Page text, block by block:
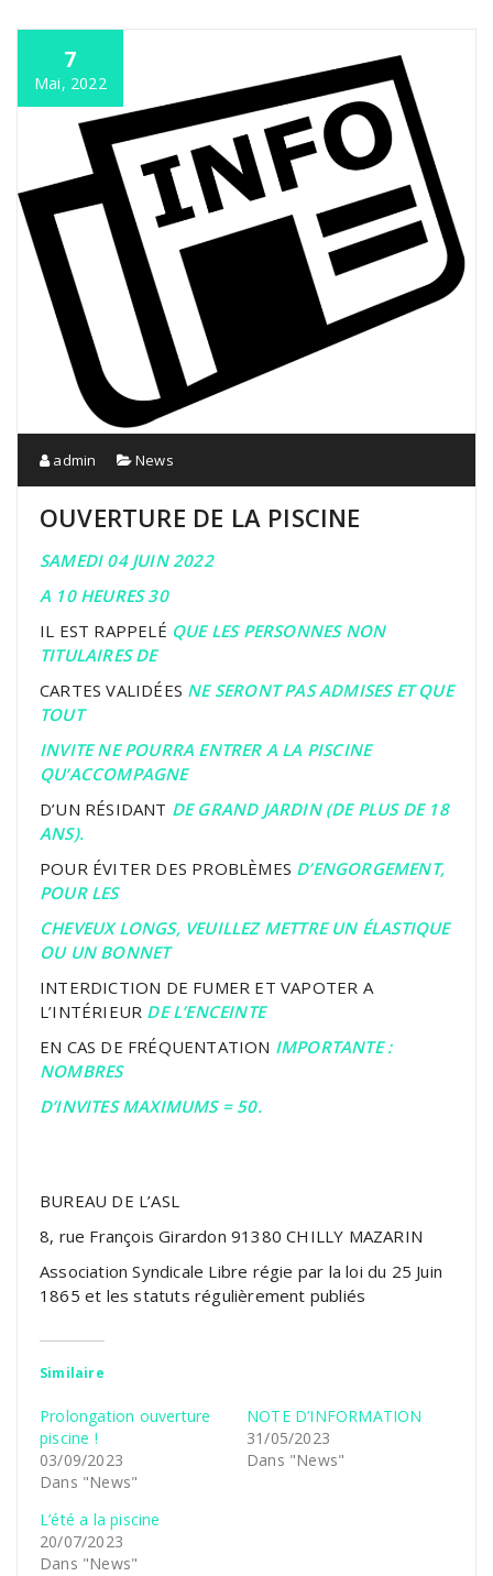
7
Mai, 2022
admin News
OUVERTURE DE LA PISCINE
SAMEDI 04 JUIN 2022
A 10 HEURES 30
IL EST RAPPELÉ QUE LES PERSONNES NON
TITULAIRES DE
CARTES VALIDÉES NE SERONT PAS ADMISES ET QUE
TOUT
INVITE NE POURRA ENTRER A LA PISCINE
QU’ACCOMPAGNE
D’UN RÉSIDANT DE GRAND JARDIN (DE PLUS DE 18
ANS).
POUR ÉVITER DES PROBLÈMES D’ENGORGEMENT,
POUR LES
CHEVEUX LONGS, VEUILLEZ METTRE UN ÉLASTIQUE
OU UN BONNET
INTERDICTION DE FUMER ET VAPOTER A
L’INTÉRIEUR DE L’ENCEINTE
EN CAS DE FRÉQUENTATION IMPORTANTE :
NOMBRES
D’INVITES MAXIMUMS = 50.
BUREAU DE L’ASL
8, rue François Girardon 91380 CHILLY MAZARIN
Association Syndicale Libre régie par la loi du 25 Juin
1865 et les statuts régulièrement publiés
Similaire
Prolongation ouverture
piscine !
03/09/2023
Dans "News"
NOTE D’INFORMATION
31/05/2023
Dans "News"
L’été a la piscine
20/07/2023
Dans "News"